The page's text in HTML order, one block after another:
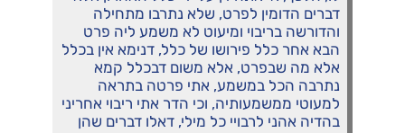
דברים הדומין לפרט, שלא נתרבו מתחילה
והדורשה בריבוי ומיעוט לא משמע ליה פרט
הבא אחר כלל פירושו של כלל, דנימא אין בכלל
אלא מה שבפרט, אלא משום דבכלל קמא
נתרבה הכל במשמע, אתי פרטה בתראה
למעוטי ממשמעותיה, וכי הדר אתי ריבוי אחריני
בהדיה אהני לרבויי כל מילי, דאלו דברים שהן